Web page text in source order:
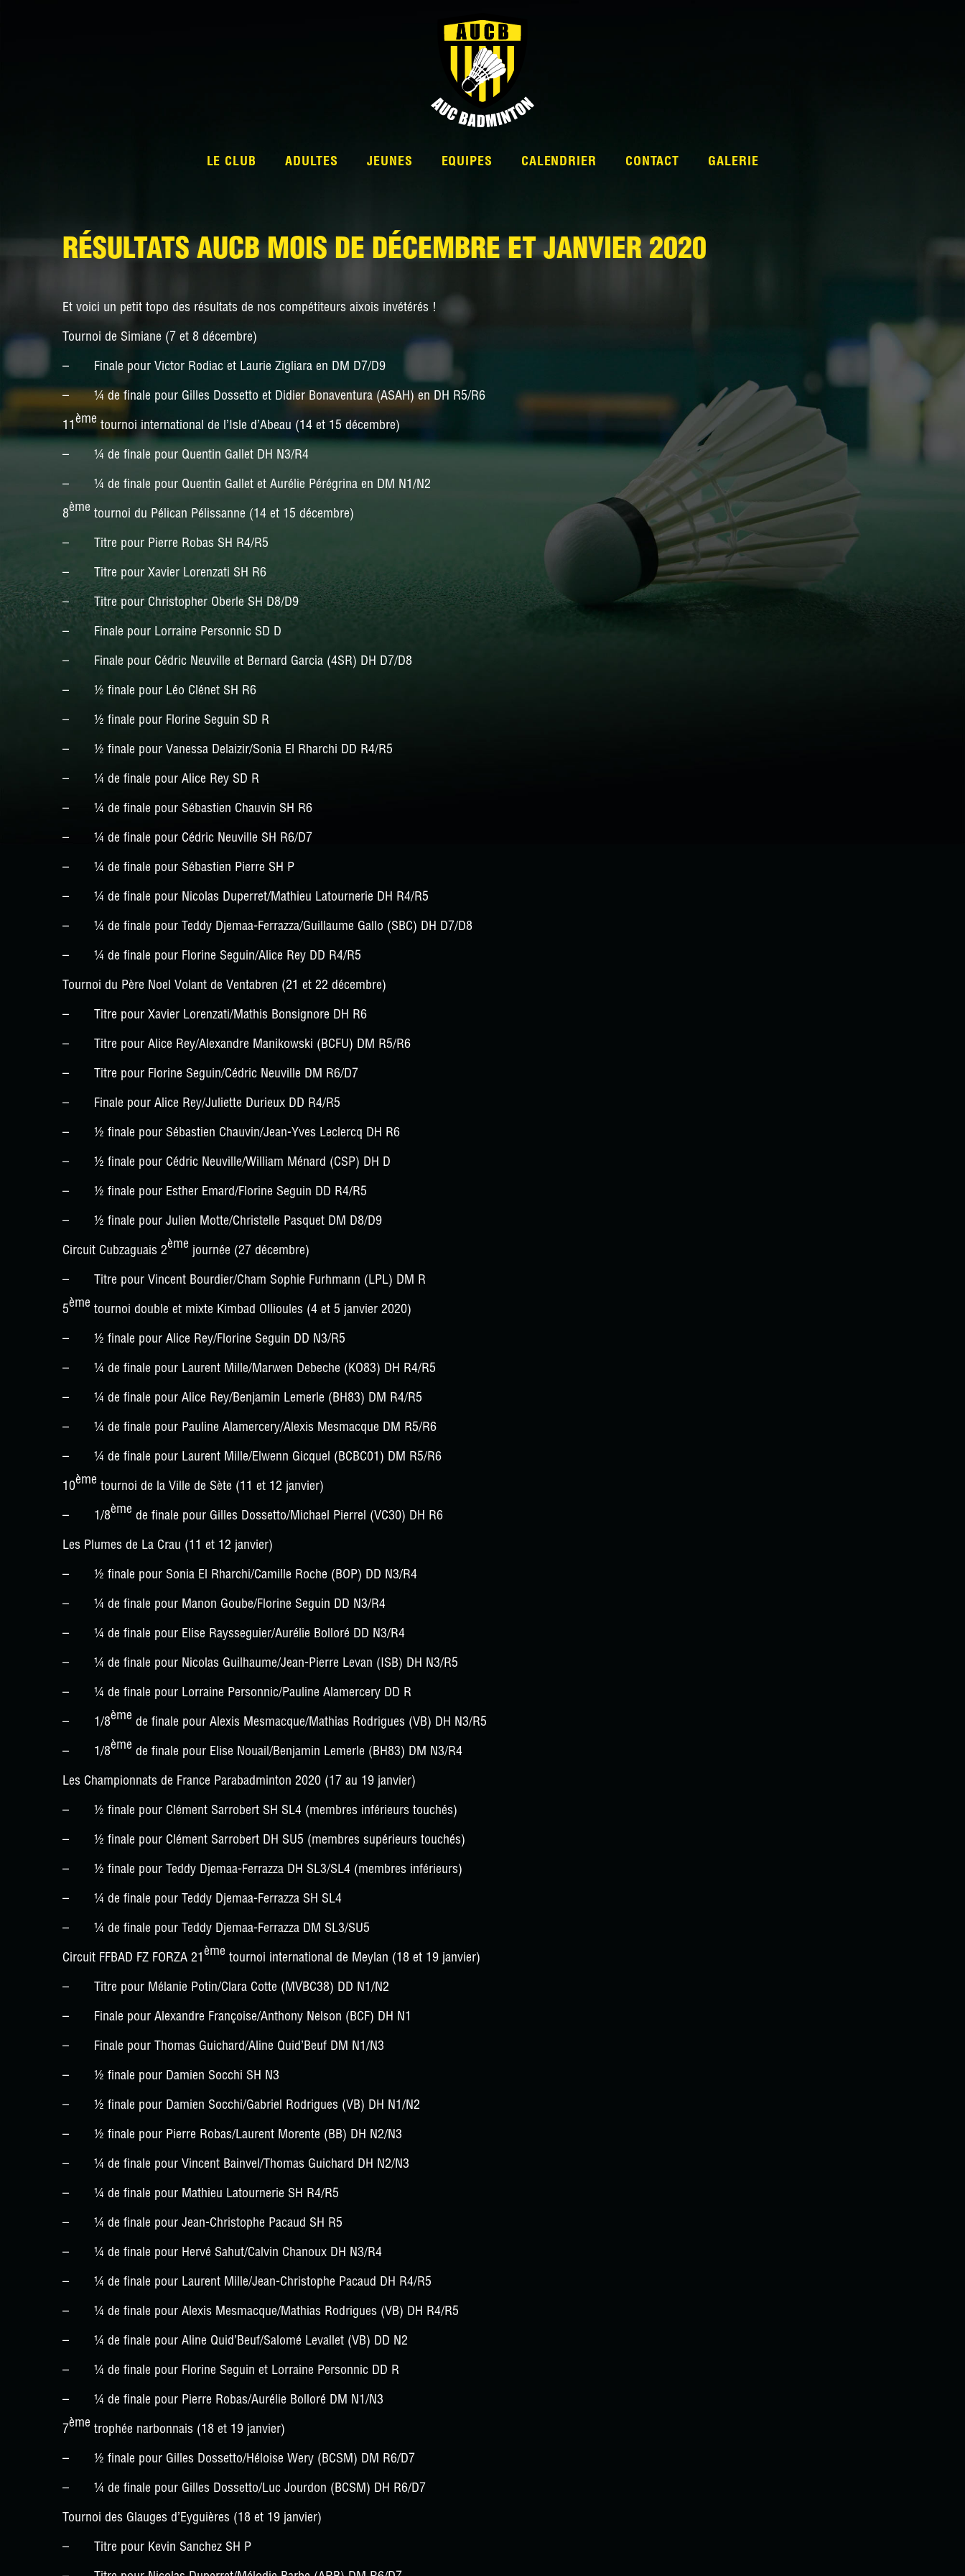
LE CLUB ADULTES JEUNES EQUIPES
L’ÉQUIPE
RÉGIONALE 2
DÉPARTEMENTALE 5
DÉPARTEMENTALE 6
CALENDRIER CONTACT GALERIE
RÉSULTATS AUCB MOIS DE DÉCEMBRE ET JANVIER 2020
Et voici un petit topo des résultats de nos compétiteurs aixois invétérés !
Tournoi de Simiane (7 et 8 décembre)
– Finale pour Victor Rodiac et Laurie Zigliara en DM D7/D9
– ¼ de finale pour Gilles Dossetto et Didier Bonaventura (ASAH) en DH R5/R6
11ème tournoi international de l’Isle d’Abeau (14 et 15 décembre)
– ¼ de finale pour Quentin Gallet DH N3/R4
– ¼ de finale pour Quentin Gallet et Aurélie Pérégrina en DM N1/N2
8ème tournoi du Pélican Pélissanne (14 et 15 décembre)
– Titre pour Pierre Robas SH R4/R5
– Titre pour Xavier Lorenzati SH R6
– Titre pour Christopher Oberle SH D8/D9
– Finale pour Lorraine Personnic SD D
– Finale pour Cédric Neuville et Bernard Garcia (4SR) DH D7/D8
– ½ finale pour Léo Clénet SH R6
– ½ finale pour Florine Seguin SD R
– ½ finale pour Vanessa Delaizir/Sonia El Rharchi DD R4/R5
– ¼ de finale pour Alice Rey SD R
– ¼ de finale pour Sébastien Chauvin SH R6
– ¼ de finale pour Cédric Neuville SH R6/D7
– ¼ de finale pour Sébastien Pierre SH P
– ¼ de finale pour Nicolas Duperret/Mathieu Latournerie DH R4/R5
– ¼ de finale pour Teddy Djemaa-Ferrazza/Guillaume Gallo (SBC) DH D7/D8
– ¼ de finale pour Florine Seguin/Alice Rey DD R4/R5
Tournoi du Père Noel Volant de Ventabren (21 et 22 décembre)
– Titre pour Xavier Lorenzati/Mathis Bonsignore DH R6
– Titre pour Alice Rey/Alexandre Manikowski (BCFU) DM R5/R6
– Titre pour Florine Seguin/Cédric Neuville DM R6/D7
– Finale pour Alice Rey/Juliette Durieux DD R4/R5
– ½ finale pour Sébastien Chauvin/Jean-Yves Leclercq DH R6
– ½ finale pour Cédric Neuville/William Ménard (CSP) DH D
– ½ finale pour Esther Emard/Florine Seguin DD R4/R5
– ½ finale pour Julien Motte/Christelle Pasquet DM D8/D9
Circuit Cubzaguais 2ème journée (27 décembre)
– Titre pour Vincent Bourdier/Cham Sophie Furhmann (LPL) DM R
5ème tournoi double et mixte Kimbad Ollioules (4 et 5 janvier 2020)
– ½ finale pour Alice Rey/Florine Seguin DD N3/R5
– ¼ de finale pour Laurent Mille/Marwen Debeche (KO83) DH R4/R5
– ¼ de finale pour Alice Rey/Benjamin Lemerle (BH83) DM R4/R5
– ¼ de finale pour Pauline Alamercery/Alexis Mesmacque DM R5/R6
– ¼ de finale pour Laurent Mille/Elwenn Gicquel (BCBC01) DM R5/R6
10ème tournoi de la Ville de Sète (11 et 12 janvier)
– 1/8ème de finale pour Gilles Dossetto/Michael Pierrel (VC30) DH R6
Les Plumes de La Crau (11 et 12 janvier)
– ½ finale pour Sonia El Rharchi/Camille Roche (BOP) DD N3/R4
– ¼ de finale pour Manon Goube/Florine Seguin DD N3/R4
– ¼ de finale pour Elise Raysseguier/Aurélie Bolloré DD N3/R4
– ¼ de finale pour Nicolas Guilhaume/Jean-Pierre Levan (ISB) DH N3/R5
– ¼ de finale pour Lorraine Personnic/Pauline Alamercery DD R
– 1/8ème de finale pour Alexis Mesmacque/Mathias Rodrigues (VB) DH N3/R5
– 1/8ème de finale pour Elise Nouail/Benjamin Lemerle (BH83) DM N3/R4
Les Championnats de France Parabadminton 2020 (17 au 19 janvier)
– ½ finale pour Clément Sarrobert SH SL4 (membres inférieurs touchés)
– ½ finale pour Clément Sarrobert DH SU5 (membres supérieurs touchés)
– ½ finale pour Teddy Djemaa-Ferrazza DH SL3/SL4 (membres inférieurs)
– ¼ de finale pour Teddy Djemaa-Ferrazza SH SL4
– ¼ de finale pour Teddy Djemaa-Ferrazza DM SL3/SU5
Circuit FFBAD FZ FORZA 21ème tournoi international de Meylan (18 et 19 janvier)
– Titre pour Mélanie Potin/Clara Cotte (MVBC38) DD N1/N2
– Finale pour Alexandre Françoise/Anthony Nelson (BCF) DH N1
– Finale pour Thomas Guichard/Aline Quid’Beuf DM N1/N3
– ½ finale pour Damien Socchi SH N3
– ½ finale pour Damien Socchi/Gabriel Rodrigues (VB) DH N1/N2
– ½ finale pour Pierre Robas/Laurent Morente (BB) DH N2/N3
– ¼ de finale pour Vincent Bainvel/Thomas Guichard DH N2/N3
– ¼ de finale pour Mathieu Latournerie SH R4/R5
– ¼ de finale pour Jean-Christophe Pacaud SH R5
– ¼ de finale pour Hervé Sahut/Calvin Chanoux DH N3/R4
– ¼ de finale pour Laurent Mille/Jean-Christophe Pacaud DH R4/R5
– ¼ de finale pour Alexis Mesmacque/Mathias Rodrigues (VB) DH R4/R5
– ¼ de finale pour Aline Quid’Beuf/Salomé Levallet (VB) DD N2
– ¼ de finale pour Florine Seguin et Lorraine Personnic DD R
– ¼ de finale pour Pierre Robas/Aurélie Bolloré DM N1/N3
7ème trophée narbonnais (18 et 19 janvier)
– ½ finale pour Gilles Dossetto/Héloise Wery (BCSM) DM R6/D7
– ¼ de finale pour Gilles Dossetto/Luc Jourdon (BCSM) DH R6/D7
Tournoi des Glauges d’Eyguières (18 et 19 janvier)
– Titre pour Kevin Sanchez SH P